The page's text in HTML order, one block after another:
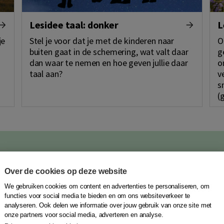
Lesidee taal: donker
Stel je voor dat je met de kinderen naar
buiten gaat in de schemering, wat valt daar
dan waar te nemen en hoe geven jullie daar
taal aan?
op school
jouw school voor een geweldige ontdekkingsreis. De Wijscokar is
geesten! Leerlingen kunnen wetenschappelijke mysteries
en klimaat. Leer kritisch nadenken, stel de beste 'hoezo-
Over de cookies op deze website
We gebruiken cookies om content en advertenties te personaliseren, om
functies voor social media te bieden en om ons websiteverkeer te
analyseren. Ook delen we informatie over jouw gebruik van onze site met
onze partners voor social media, adverteren en analyse.